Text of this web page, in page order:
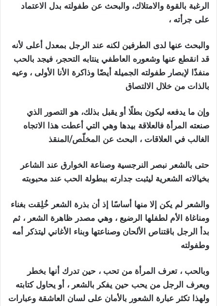
الرغبة بالقوة والامتلاك، والبحث عن طفولته بدل الاعتماد
على جرأته ،
‏والبحث عنها لدى الطرفين لكنه عند الرجل بمعدل أعلى لأنه
قد انقطع عنها وشعوره العاطفي ينتابه التحجر، فيجد بالحب
منفذًا لإبصار طفولته الجميلة أيضًا وذاكرة الأنا الأولى ، وعيه
بالذات من خلال الالتصاق
‏وإن ما يدفعه ليكون بطلًا أو يقبل بذلك، هو التصور الذي
صنعته المرأة فالعلاقة بيدها وهي التي أعطت هذا الاتجاه
الغالب في العلاقات ، البحث عن المخلّص/المنقذ
حتى بالشعر نبصر النرجسية وصناعة الخوارق عند الشاعر
بخيالاته الشعرية ليثبت جدارته ببطولة الحب عند محبوبته
والشعر لم يكن إلا منها أساسًا إذ أن بذرة الشعر خُلِقت بغناء
ومناغاة الأم لطفلها الرضيع ، وهي مصدر ظاهرة الشعر ، ثم
بدأ الرجل باقتناص الألحان وصناعتها وبناء الأغاني ليتذكر أمه
وطفولته
وبالحب ، تعرف المرأة من تحب ، حين تدرك أنها بخطر
ويعرف الرجل من يحب حين يفكر بالشعر ، أو يحاول كتابته
ولهذا تكثر عبارة الشعور بالأمان على لسان العاشقة وعبارات